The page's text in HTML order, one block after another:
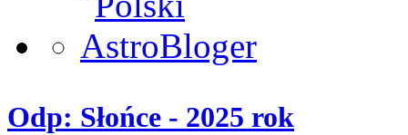
Odp: Słońce - 2025 rok